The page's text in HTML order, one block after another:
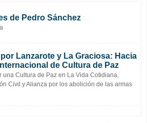
de Pedro Sánchez
Lanzarote y La Graciosa: Hacia
de Cultura de Paz
una Cultura de Paz en La Vida Cotidiana,
Civil y Alianza por los abolición de las armas